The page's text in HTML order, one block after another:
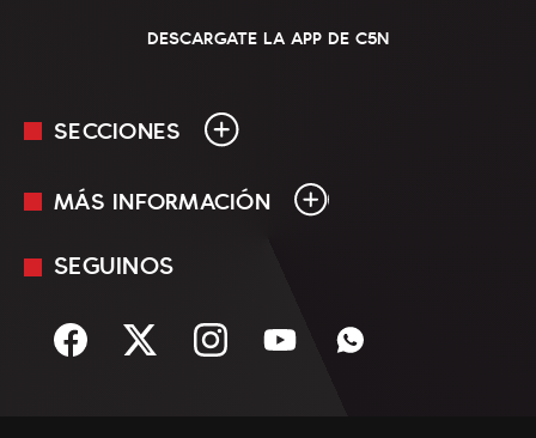
DESCARGATE LA APP DE C5N
SECCIONES
En Vivo
Sociedad
MÁS INFORMACIÓN
Mediakit
Términos y condiciones
SEGUINOS